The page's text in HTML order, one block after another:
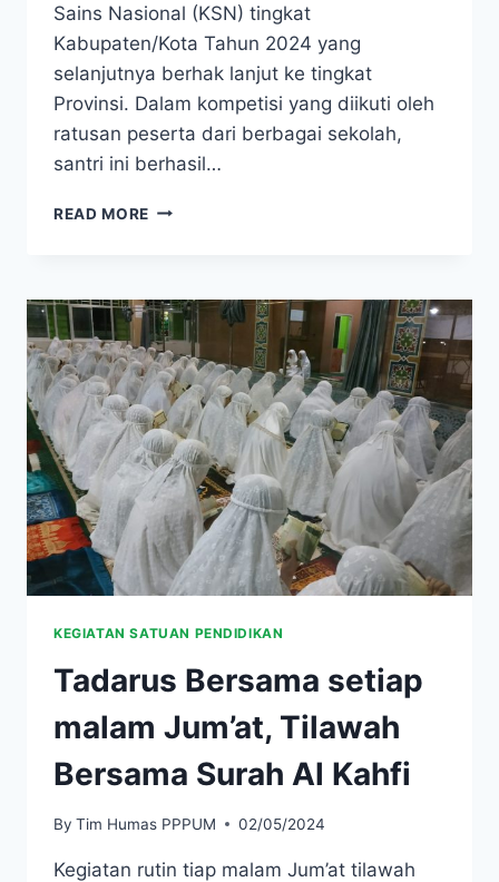
Sains Nasional (KSN) tingkat
Kabupaten/Kota Tahun 2024 yang
selanjutnya berhak lanjut ke tingkat
Provinsi. Dalam kompetisi yang diikuti oleh
ratusan peserta dari berbagai sekolah,
santri ini berhasil…
READ MORE
KEGIATAN SATUAN PENDIDIKAN
Tadarus Bersama setiap
malam Jum’at, Tilawah
Bersama Surah Al Kahfi
By Tim Humas PPPUM 02/05/2024
Kegiatan rutin tiap malam Jum’at tilawah